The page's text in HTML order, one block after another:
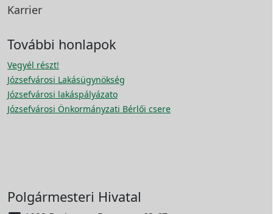
Karrier
További honlapok
Vegyél részt!
Józsefvárosi Lakásügynökség
Józsefvárosi lakáspályázato
Józsefvárosi Önkormányzati Bérlői csere
Polgármesteri Hivatal